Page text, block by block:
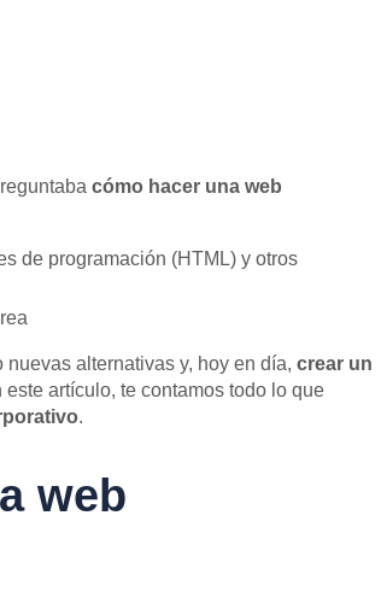
cómo hacer una web
de programación (HTML) y otros
alternativas y, hoy en día, crear un
este artículo, te contamos todo lo que
.
web